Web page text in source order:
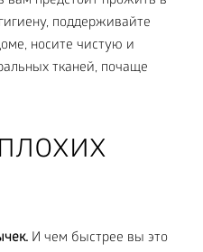
поддерживайте
носите чистую и
тканей, почаще
И чем быстрее вы это